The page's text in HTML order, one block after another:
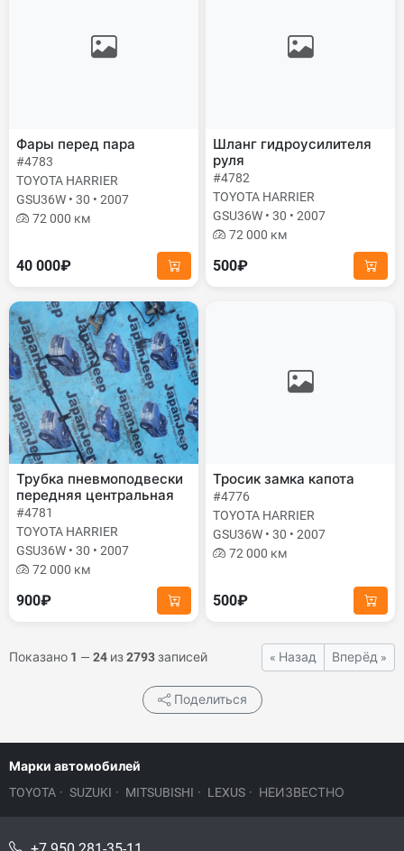
Фары перед пара
#4783
TOYOTA HARRIER
GSU36W • 30 • 2007
72 000 км
40 000₽
Шланг гидроусилителя
руля
#4782
TOYOTA HARRIER
GSU36W • 30 • 2007
72 000 км
500₽
Трубка пневмоподвески
передняя центральная
#4781
TOYOTA HARRIER
GSU36W • 30 • 2007
72 000 км
900₽
Тросик замка капота
#4776
TOYOTA HARRIER
GSU36W • 30 • 2007
72 000 км
500₽
Показано 1 — 24 из2793записей « Назад Вперёд »
Поделиться
Марки автомобилей
TOYOTA · SUZUKI · MITSUBISHI · LEXUS · НЕИЗВЕСТНО